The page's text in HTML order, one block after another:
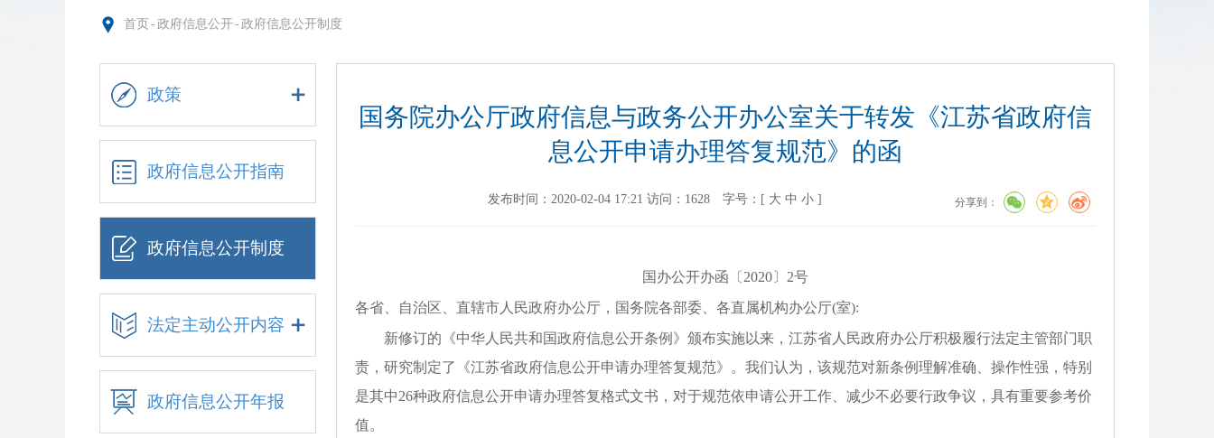
首页 - 政府信息公开- 政府信息公开制度
政策
政府信息公开指南
政府信息公开制度
法定主动公开内容
政府信息公开年报
国务院办公厅政府信息与政务公开办公室关于转发《江苏省政府信
息公开申请办理答复规范》的函
发布时间：2020-02-04 17:21 访问： 1628 字号：[ 大 中 小 ] 分享到：
国办公开办函〔 2020〕2号
各省、自治区、直辖市人民政府办公厅，国务院各部委、各直属机构办公厅(室):
新修订的《中华人民共和国政府信息公开条例》颁布实施以来，江苏省人民政府办公厅积极履行法定主管部门职
责，研究制定了《江苏省政府信息公开申请办理答复规范》。我们认为，该规范对新条例理解准确、操作性强，特别
是其中26种政府信息公开申请办理答复格式文书，对于规范依申请公开工作、减少不必要行政争议，具有重要参考价
值。